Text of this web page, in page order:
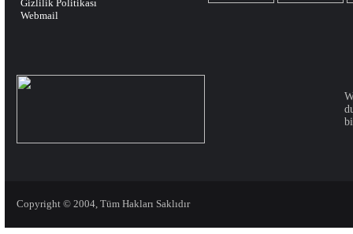
Gizlilik Politikası
Webmail
Copyright © 2004, Tüm Hakları Saklıdır